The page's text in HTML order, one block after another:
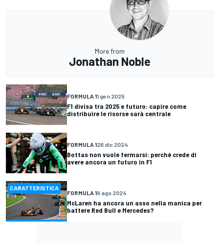
More from
Jonathan Noble
FORMULA 11 gen 2025
F1 divisa tra 2025 e futuro: capire come
distribuire le risorse sarà centrale
FORMULA 126 dic 2024
Bottas non vuole fermarsi: perché crede di
avere ancora un futuro in F1
CARATTERISTICA
FORMULA 19 ago 2024
McLaren ha ancora un asso nella manica per
battere Red Bull e Mercedes?